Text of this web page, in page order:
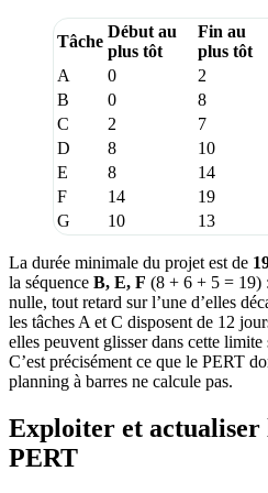
Tâche
Début au
plus tôt
Fin au
plus tôt
A
0 2
B
0 8
C
2 7
D
8 10
E
8 14
F
14 19
G
10 13
La durée minimale du projet est de
la séquence B, E, F (8 + 6 + 5 = 19)
nulle, tout retard sur l’une d’elles
les tâches A et C disposent de 12
elles peuvent glisser dans cette limite
C’est précisément ce que le PERT
planning à barres ne calcule pas.
Exploiter et actualiser
PERT